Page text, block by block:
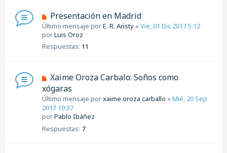
Presentación en Madrid
Último mensaje porE. R. Aristy «Vie, 01 Dic 2017 5:12
porLuis Oroz
Respuestas: 11
Xaime Oroza Carbalo: Soños como
xógaras
Último mensaje porxaime oroza carballo «Mié, 20 Sep
2017 19:37
porPablo Ibáñez
Respuestas: 7